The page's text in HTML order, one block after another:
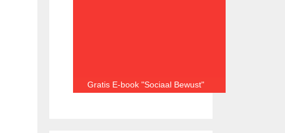
Gratis E-book "Sociaal Bewust"